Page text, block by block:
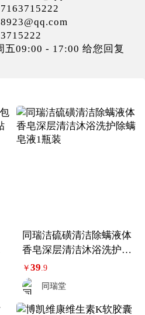
五09:00 - 17:00 给您回复
同瑞洁硫磺清洁除螨液体
香皂深层清洁沐浴洗护除
螨皂液1瓶装
￥39 .9
同瑞堂